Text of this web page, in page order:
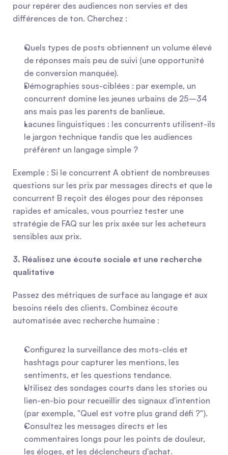
pour repérer des audiences non servies et des
différences de ton. Cherchez :
Quels types de posts obtiennent un volume élevé
de réponses mais peu de suivi (une opportunité
de conversion manquée).
Démographies sous-ciblées : par exemple, un
concurrent domine les jeunes urbains de 25–34
ans mais pas les parents de banlieue.
Lacunes linguistiques : les concurrents utilisent-ils
le jargon technique tandis que les audiences
préfèrent un langage simple ?
Exemple : Si le concurrent A obtient de nombreuses
questions sur les prix par messages directs et que le
concurrent B reçoit des éloges pour des réponses
rapides et amicales, vous pourriez tester une
stratégie de FAQ sur les prix axée sur les acheteurs
sensibles aux prix.
3. Réalisez une écoute sociale et une recherche
qualitative
Passez des métriques de surface au langage et aux
besoins réels des clients. Combinez écoute
automatisée avec recherche humaine :
Configurez la surveillance des mots-clés et
hashtags pour capturer les mentions, les
sentiments, et les questions tendance.
Utilisez des sondages courts dans les stories ou
lien-en-bio pour recueillir des signaux d'intention
(par exemple, "Quel est votre plus grand défi ?").
Consultez les messages directs et les
commentaires longs pour les points de douleur,
les éloges, et les déclencheurs d'achat.